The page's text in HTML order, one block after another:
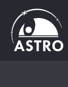
Saltar
al
contenido